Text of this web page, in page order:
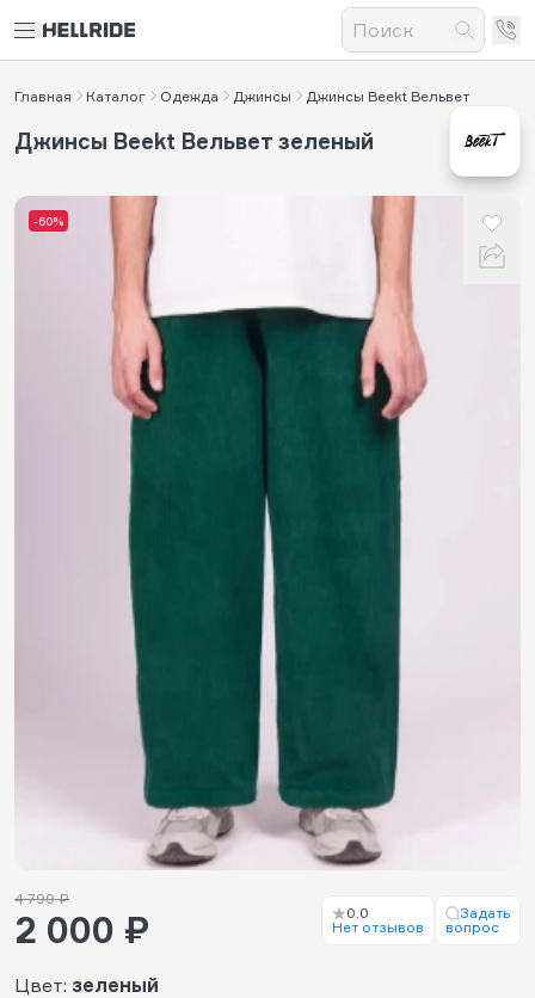
Главная Каталог Одежда Джинсы Джинсы Beekt Вельвет
-60%
Джинсы Beekt Вельвет зеленый
Цвет: зеленый
4 790 ₽
2 000 ₽
0.0
Нет отзывов
Задать
вопрос